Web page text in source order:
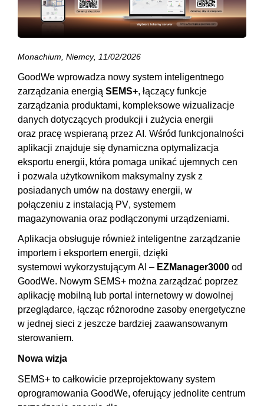
Monachium, Niemcy, 11/02/2026
GoodWe wprowadza nowy system inteligentnego
zarządzania energią SEMS+, łączący funkcje
zarządzania produktami, kompleksowe wizualizacje
danych dotyczących produkcji i zużycia energii
oraz pracę wspieraną przez AI. Wśród funkcjonalności
aplikacji znajduje się dynamiczna optymalizacja
eksportu energii, która pomaga unikać ujemnych cen
i pozwala użytkownikom maksymalny zysk z
posiadanych umów na dostawy energii, w
połączeniu z instalacją PV, systemem
magazynowania oraz podłączonymi urządzeniami.
Aplikacja obsługuje również inteligentne zarządzanie
importem i eksportem energii, dzięki
systemowi wykorzystującym AI – EZManager3000 od
GoodWe. Nowym SEMS+ można zarządzać poprzez
aplikację mobilną lub portal internetowy w dowolnej
przeglądarce, łącząc różnorodne zasoby energetyczne
w jednej sieci z jeszcze bardziej zaawansowanym
sterowaniem.
Nowa wizja
SEMS+ to całkowicie przeprojektowany system
oprogramowania GoodWe, oferujący jednolite centrum